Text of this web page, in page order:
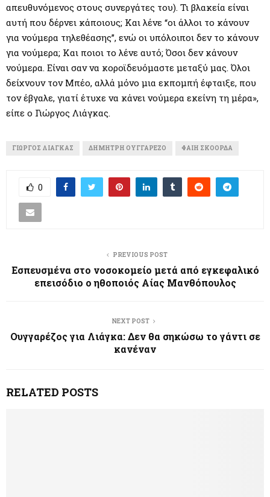
απευθυνόμενος στους συνεργάτες του). Τι βλακεία είναι
αυτή που δέρνει κάποιους; Και λένε “οι άλλοι το κάνουν
για νούμερα τηλεθέασης”, ενώ οι υπόλοιποι δεν το κάνουν
για νούμερα; Και ποιοι το λένε αυτό; Όσοι δεν κάνουν
νούμερα. Είναι σαν να κοροϊδευόμαστε μεταξύ μας. Όλοι
δείχνουν τον Μπέο, αλλά μόνο μια εκπομπή έφταιξε, που
τον έβγαλε, γιατί έτυχε να κάνει νούμερα εκείνη τη μέρα»,
είπε ο Γιώργος Λιάγκας.
ΓΙΏΡΓΟΣ ΛΙΆΓΚΑΣ ΔΗΜΉΤΡΗ ΟΥΓΓΑΡΈΖΟ ΦΑΊΗ ΣΚΟΟΡΔΆ
0
PREVIOUS POST
Εσπευσμένα στο νοσοκομείο μετά από εγκεφαλικό
επεισόδιο ο ηθοποιός Αίας Μανθόπουλος
NEXT POST
Ουγγαρέζος για Λιάγκα: Δεν θα σηκώσω το γάντι σε
κανέναν
RELATED POSTS